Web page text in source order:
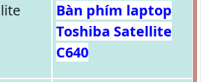
Bàn phím laptop
Toshiba Satellite
C640